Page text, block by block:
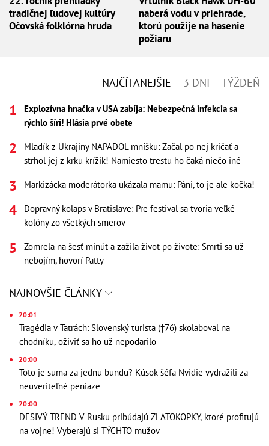
tradičnej ľudovej kultúry
Očovská folklórna hruda
naberá vodu v priehrade,
ktorú použije na hasenie
požiaru
NAJČÍTANEJŠIE 3 DNI TÝŽDEŇ
Explozívna hnačka v USA zabíja: Nebezpečná infekcia sa
rýchlo šíri! Hlásia prvé obete
Mladík z Ukrajiny NAPADOL mníšku: Začal po nej kričať a
strhol jej z krku krížik! Namiesto trestu ho čaká niečo iné
Markizácka moderátorka ukázala mamu: Páni, to je ale kočka!
Dopravný kolaps v Bratislave: Pre festival sa tvoria veľké
kolóny zo všetkých smerov
Zomrela na šesť minút a zažila život po živote: Smrti sa už
nebojím, hovorí Patty
NAJNOVŠIE ČLÁNKY
20:01
Tragédia v Tatrách: Slovenský turista (†76) skolaboval na
chodníku, oživiť sa ho už nepodarilo
20:00
Toto je suma za jednu bundu? Kúsok šéfa Nvidie vydražili za
neuveriteľné peniaze
20:00
DESIVÝ TREND V Rusku pribúdajú ZLATOKOPKY, ktoré profitujú
na vojne! Vyberajú si TÝCHTO mužov